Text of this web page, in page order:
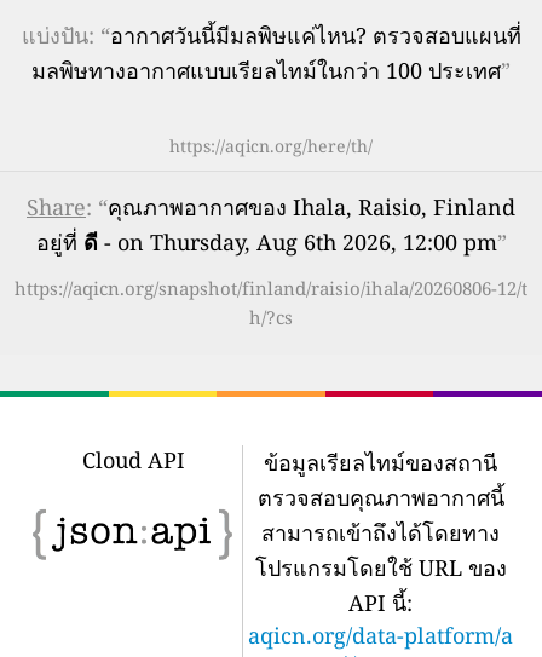
แบ่งปัน: “อากาศวันนี้มีมลพิษแค่ไหน? ตรวจสอบแผนที่
มลพิษทางอากาศแบบเรียลไทม์ในกว่า 100 ประเทศ”
https://aqicn.org/here/th/
Share: “คุณภาพอากาศของ Ihala, Raisio, Finland
อยู่ที่ ดี- on Thursday, Aug 6th 2026, 12:00 pm”
https://aqicn.org/snapshot/finland/raisio/ihala/20260806-12/t
h/?cs
Cloud API
ข้อมูลเรียลไทม์ของสถานี
ตรวจสอบคุณภาพอากาศนี้
สามารถเข้าถึงได้โดยทาง
โปรแกรมโดยใช้ URL ของ
API นี้:
aqicn.org/data-platform/a